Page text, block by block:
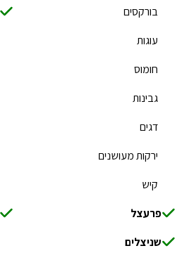
בורקסים
עוגות
חומוס
גבינות
דגים
ירקות מעושנים
קיש
פרעצל
שניצלים